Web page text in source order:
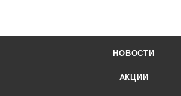
НОВОСТИ
АКЦИИ